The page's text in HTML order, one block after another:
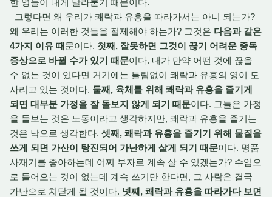
한 영들이 내게 달라붙기 때문이다.
그렇다면 왜 우리가 쾌락과 유흥을 따라가서는 아니 되는가?
왜 우리는 이러한 것들을 절제해야 하는가? 그것은 다음과 같은
4가지 이유 때문이다. 첫째, 잘못하면 그것이 끊기 어려운 중독
증상으로 바뀔 수가 있기 때문이다. 내가 만약 어떤 것에 끊을
수 없는 것이 있다면 거기에는 틀림없이 쾌락과 유흥의 영이 도
사리고 있는 것이다. 둘째, 육체를 위해 쾌락과 유흥을 즐기게
되면 대부분 가정을 잘 돌보지 않게 되기 때문이다. 그들은 가정
을 돌보는 것은 노동이라고 생각하지만, 쾌락과 유흥을 즐기는
것은 낙으로 생각한다. 셋째, 쾌락과 유흥을 즐기기 위해 물질을
쓰게 되면 가산이 탕진되어 가난하게 살게 되기 때문이다. 명품
사재기를 좋아하는데 어찌 부자로 계속 살 수 있겠는가? 수입으
로 들어오는 것이 없는데 계속 쓰기만 한다면, 그 사람은 결국
가난으로 치닫게 될 것이다. 넷째, 쾌락과 유흥을 따라가다 보면